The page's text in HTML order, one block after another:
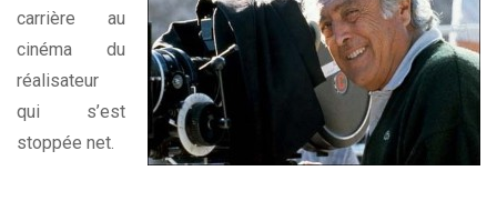
carrière au
cinéma du
réalisateur
qui s’est
stoppée net.